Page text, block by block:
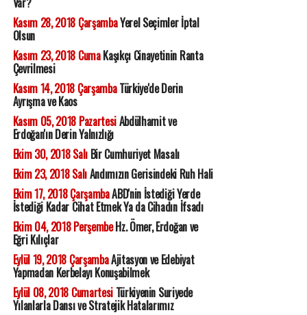
Kasım 28, 2018 ÇarşambaYerel Seçimler İptal
Olsun
Kasım 23, 2018 CumaKaşıkçı Cinayetinin Ranta
Çevrilmesi
Kasım 14, 2018 ÇarşambaTürkiye'de Derin
Ayrışma ve Kaos
Kasım 05, 2018 PazartesiAbdülhamit ve
Erdoğan'ın Derin Yalnızlığı
Ekim 30, 2018 SalıBir Cumhuriyet Masalı
Ekim 23, 2018 SalıAndımızın Gerisindeki Ruh Hali
Ekim 17, 2018 ÇarşambaABD'nin İstediği Yerde
İstediği Kadar Cihat Etmek Ya da Cihadın İfsadı
Ekim 04, 2018 PerşembeHz. Ömer, Erdoğan ve
Eğri Kılıçlar
Eylül 19, 2018 ÇarşambaAjitasyon ve Edebiyat
Yapmadan Kerbelayı Konuşabilmek
Eylül 08, 2018 CumartesiTürkiyenin Suriyede
Yılanlarla Dansı ve Stratejik Hatalarımız